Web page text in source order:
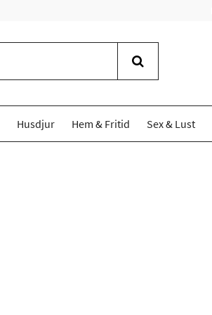
Husdjur Hem & Fritid Sex & Lust